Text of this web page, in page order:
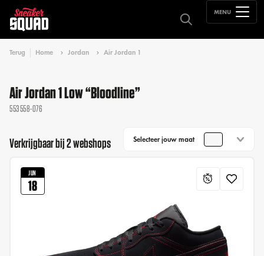
MENU
Terug Home Jordan Air Jordan 1
Air Jordan 1 Low “Bloodline”
553558-076
Verkrijgbaar bij 2 webshops Selecteer jouw maat
JUN
18